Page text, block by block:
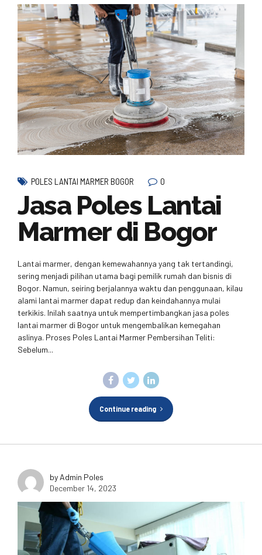
POLES LANTAI MARMER BOGOR 0
Jasa Poles Lantai
Marmer di Bogor
Lantai marmer, dengan kemewahannya yang tak tertandingi,
sering menjadi pilihan utama bagi pemilik rumah dan bisnis di
Bogor. Namun, seiring berjalannya waktu dan penggunaan, kilau
alami lantai marmer dapat redup dan keindahannya mulai
terkikis. Inilah saatnya untuk mempertimbangkan jasa poles
lantai marmer di Bogor untuk mengembalikan kemegahan
aslinya. Proses Poles Lantai Marmer Pembersihan Teliti:
Sebelum...
Continue reading
by Admin Poles
December 14, 2023